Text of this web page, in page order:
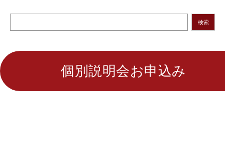
検索
個別説明会お申込み